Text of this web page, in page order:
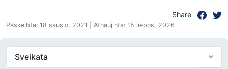
Share
Paskelbta: 18 sausio, 2021 | Atnaujinta: 15 liepos, 2026
Sveikata